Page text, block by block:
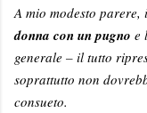
A mio modesto parere,
donna con un pugno e
generale – il tutto
soprattutto non
consueto.